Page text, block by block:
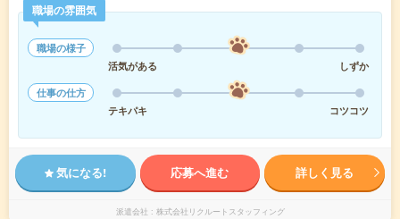
職場の雰囲気
職場の様子
活気がある
しずか
仕事の仕方
テキパキ
コツコツ
気になる! 応募へ進む 詳しく見る
派遣会社 株式会社リクルートスタッフィング